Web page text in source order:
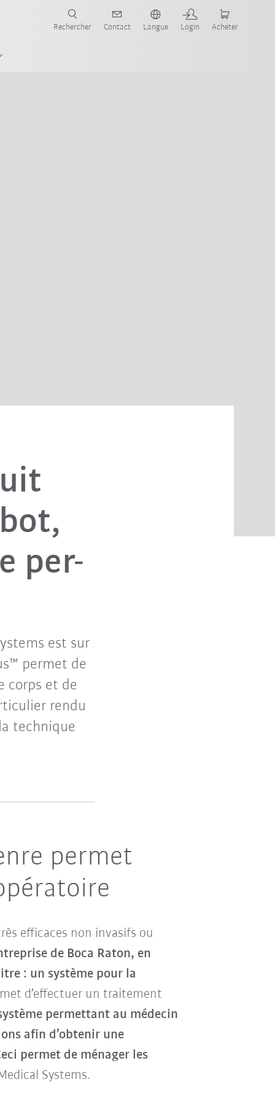
Rechercher Contact Langue Login Acheter
per-
est sur
permet de
corps et de
rendu
technique
permet
efficaces non invasifs ou
de Boca Raton, en
: un système pour la
d’effectuer un traitement
permettant au médecin
afin d’obtenir une
permet de ménager les
Systems.